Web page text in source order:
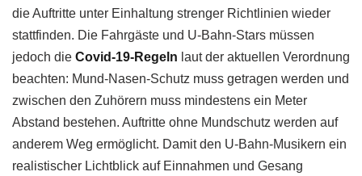
die Auftritte unter Einhaltung strenger Richtlinien wieder
stattfinden. Die Fahrgäste und U-Bahn-Stars müssen
jedoch die Covid-19-Regeln laut der aktuellen Verordnung
beachten: Mund-Nasen-Schutz muss getragen werden und
zwischen den Zuhörern muss mindestens ein Meter
Abstand bestehen. Auftritte ohne Mundschutz werden auf
anderem Weg ermöglicht. Damit den U-Bahn-Musikern ein
realistischer Lichtblick auf Einnahmen und Gesang